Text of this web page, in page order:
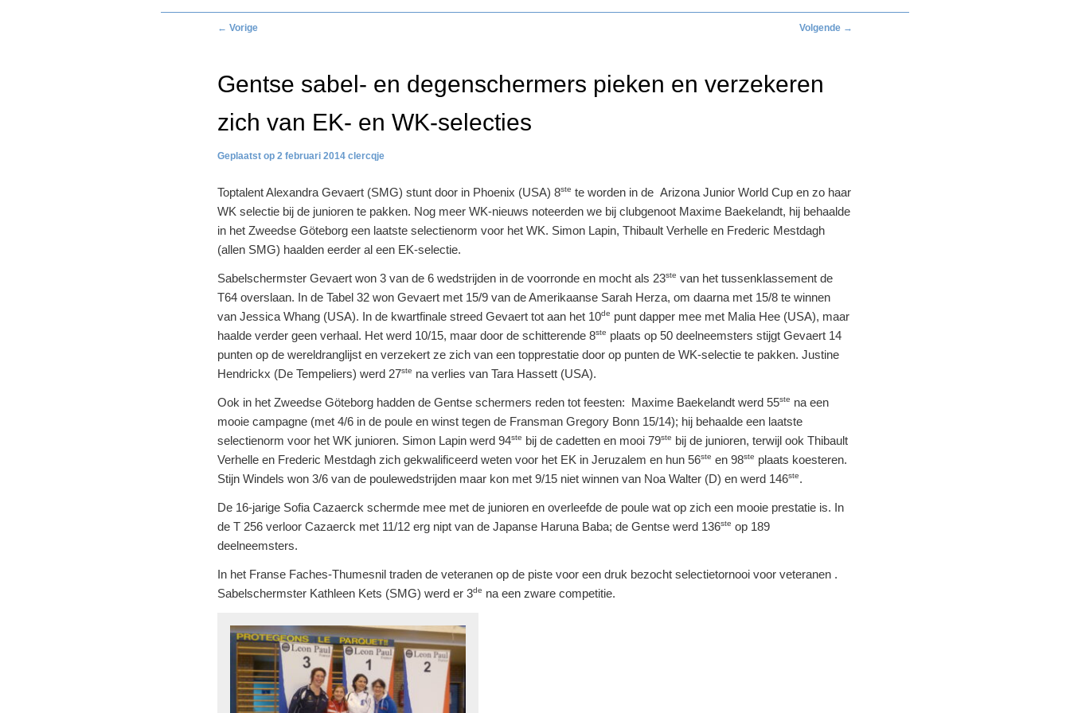
Bericht
← Vorige Volgende →
Gentse sabel- en degenschermers pieken en verzekeren
zich van EK- en WK-selecties
2 februari 2014 clercqje
Toptalent Alexandra Gevaert (SMG) stunt door in Phoenix (USA) 8ste te worden in de Arizona Junior World Cup en zo haar
WK selectie bij de junioren te pakken. Nog meer WK-nieuws noteerden we bij clubgenoot Maxime Baekelandt, hij behaalde
in het Zweedse Göteborg een laatste selectienorm voor het WK. Simon Lapin, Thibault Verhelle en Frederic Mestdagh
(allen SMG) haalden eerder al een EK-selectie.
Sabelschermster Gevaert won 3 van de 6 wedstrijden in de voorronde en mocht als 23ste van het tussenklassement de
T64 overslaan. In de Tabel 32 won Gevaert met 15/9 van de Amerikaanse Sarah Herza, om daarna met 15/8 te winnen
van Jessica Whang (USA). In de kwartfinale streed Gevaert tot aan het 10de punt dapper mee met Malia Hee (USA), maar
haalde verder geen verhaal. Het werd 10/15, maar door de schitterende 8ste plaats op 50 deelneemsters stijgt Gevaert 14
punten op de wereldranglijst en verzekert ze zich van een topprestatie door op punten de WK-selectie te pakken. Justine
Hendrickx (De Tempeliers) werd 27ste na verlies van Tara Hassett (USA).
Ook in het Zweedse Göteborg hadden de Gentse schermers reden tot feesten: Maxime Baekelandt werd 55ste na een
mooie campagne (met 4/6 in de poule en winst tegen de Fransman Gregory Bonn 15/14); hij behaalde een laatste
selectienorm voor het WK junioren. Simon Lapin werd 94ste bij de cadetten en mooi 79ste bij de junioren, terwijl ook Thibault
Verhelle en Frederic Mestdagh zich gekwalificeerd weten voor het EK in Jeruzalem en hun 56ste en 98ste plaats koesteren.
Stijn Windels won 3/6 van de poulewedstrijden maar kon met 9/15 niet winnen van Noa Walter (D) en werd 146ste.
De 16-jarige Sofia Cazaerck schermde mee met de junioren en overleefde de poule wat op zich een mooie prestatie is. In
de T 256 verloor Cazaerck met 11/12 erg nipt van de Japanse Haruna Baba; de Gentse werd 136ste op 189
deelneemsters.
In het Franse Faches-Thumesnil traden de veteranen op de piste voor een druk bezocht selectietornooi voor veteranen .
Sabelschermster Kathleen Kets (SMG) werd er 3de na een zware competitie.